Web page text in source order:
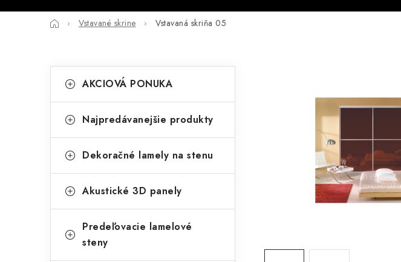
DomovVstavané skrine Vstavaná skriňa 05
o
n
ý
a
kategórie
a
e
ó
i
AKCIOVÁ PONUKA
Najpredávanejšie produkty
Dekoračné lamely na stenu
Akustické 3D panely
Predeľovacie lamelové
steny